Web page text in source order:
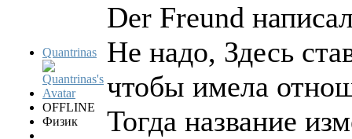
Quantrinas
OFFLINE
Физик
Der Freund
Не надо, Здесь
чтобы имела
Тогда название